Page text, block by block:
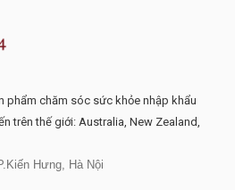
phẩm chăm sóc sức khỏe nhập khẩu
trên thế giới: Australia, New Zealand,
Hưng, Hà Nội